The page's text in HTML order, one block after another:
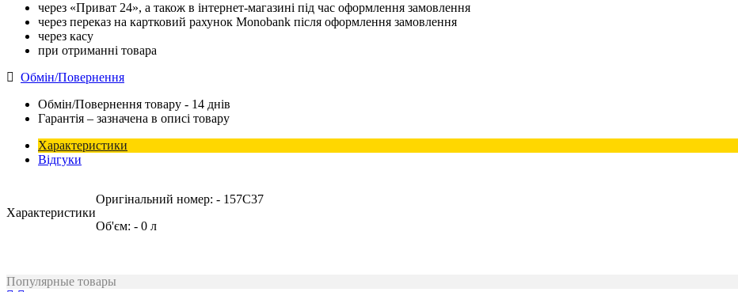
через «Приват 24», а також в інтернет-магазині під час оформлення замовлення
через переказ на картковий рахунок Monobank після оформлення замовлення
через касу
при отриманні товара
Обмін/Повернення
Обмін/Повернення товару - 14 днів
Гарантія – зазначена в описі товару
Характеристики
Відгуки
Характеристики
Оригінальний номер: - 157C37
Об'єм: - 0 л
Популярные товары